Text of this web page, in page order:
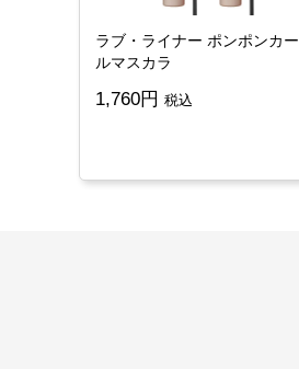
ラブ・ライナー ポンポンカー
ルマスカラ
1,760 税込